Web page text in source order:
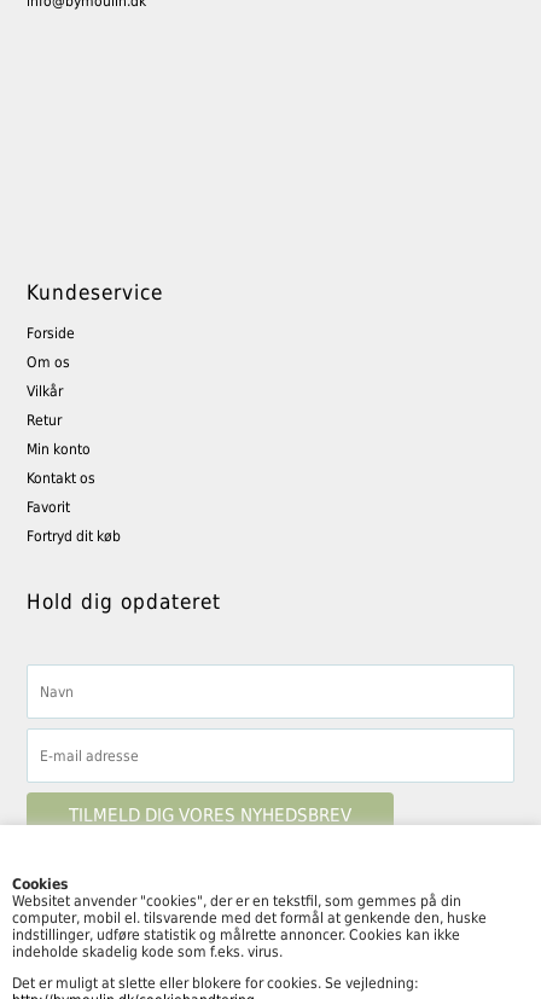
Cookies
Websitet anvender "cookies", der er en tekstfil, som gemmes på din
computer, mobil el. tilsvarende med det formål at genkende den, huske
indstillinger, udføre statistik og målrette annoncer. Cookies kan ikke
indeholde skadelig kode som f.eks. virus.
Det er muligt at slette eller blokere for cookies. Se vejledning:
Kundeservice
Forside
Om os
Vilkår
Retur
Min konto
Kontakt os
Favorit
Fortryd dit køb
Hold dig opdateret
Følg By Moulin her